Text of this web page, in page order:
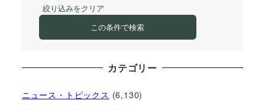
絞り込みをクリア
この条件で検索
カテゴリー
ニュース・トピックス (6,130)